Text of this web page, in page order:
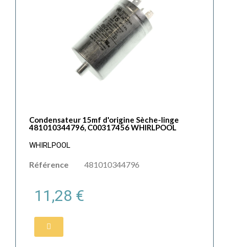
Condensateur 15mf d'origine Sèche-linge
481010344796, C00317456 WHIRLPOOL
WHIRLPOOL
Référence 481010344796
11,28 €